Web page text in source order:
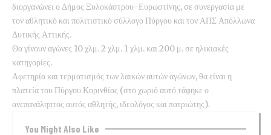
διοργανώνει ο Δήμος Ξυλοκάστρου-Ευρωστίνης, σε συνεργασία με
τον αθλητικό και πολιτιστικό σύλλογο Πύργου και τον ΑΠΣ Απόλλωνα
Δυτικής Αττικής.
Θα γίνουν αγώνες 10 χλμ. 2 χλμ. 1 χλμ. και 200 μ. σε ηλικιακές
κατηγορίες.
Αφετηρία και τερματισμός των λαικών αυτών αγώνων, θα είναι η
πλατεία του Πύργου Κορινθίας (στο χωριό αυτό τάφηκε ο
ανεπανάληπτος αυτός αθλητής, ιδεολόγος και πατριώτης).
You Might Also Like